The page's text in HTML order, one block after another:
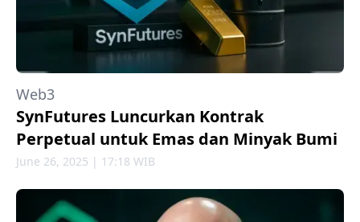
Web3
SynFutures Luncurkan Kontrak
Perpetual untuk Emas dan Minyak Bumi
June 26, 2025 | 17:18 WIB